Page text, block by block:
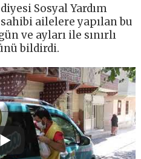
Sosyal Yardım
ailelere yapılan bu
ve ayları ile sınırlı
bildirdi.